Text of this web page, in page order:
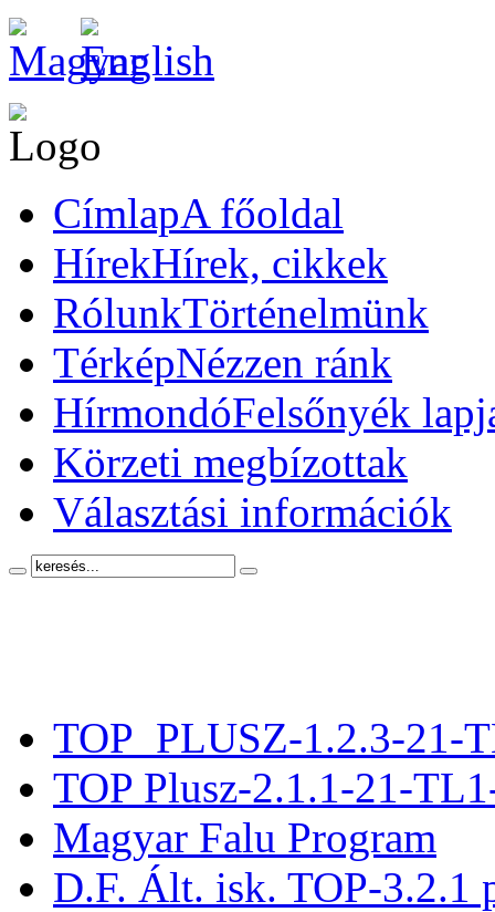
CímlapA főoldal
HírekHírek, cikkek
RólunkTörténelmünk
TérképNézzen ránk
HírmondóFelsőnyék
Körzeti megbízottak
Választási információk
TOP_PLUSZ-1.2.3-21-
TOP Plusz-2.1.1-21-
Magyar Falu Program
D.F. Ált. isk. TOP-3.2.1